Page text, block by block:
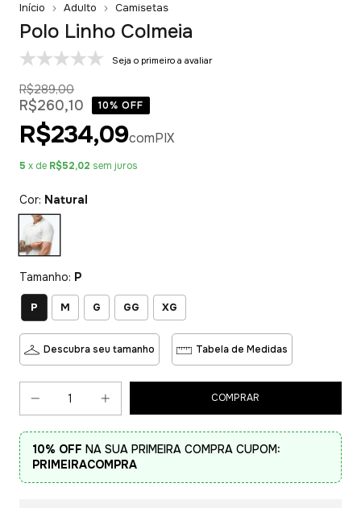
Início Adulto Camisetas
Polo Linho Colmeia
Seja o primeiro a avaliar
R$289,00
R$260,10 10% OFF
R$234,09comPIX
5 x de R$52,02 sem juros
Cor: Natural
Tamanho: P
P M G GG XG
Descubra seu tamanho Tabela de Medidas
10% OFF NA SUA PRIMEIRA COMPRA CUPOM:
PRIMEIRACOMPRA